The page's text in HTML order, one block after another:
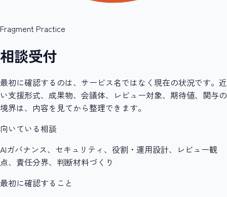
Fragment Practice
相談受付
最初に確認するのは、サービス名ではなく現在の状況です。近
い支援形式、成果物、会議体、レビュー対象、期待値、関与の
境界は、内容を見てから整理できます。
向いている相談
AIガバナンス、セキュリティ、役割・運用設計、レビュー観
点、責任分界、判断材料づくり
最初に確認すること